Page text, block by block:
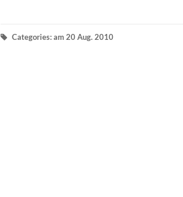
Categories: am 20 Aug. 2010